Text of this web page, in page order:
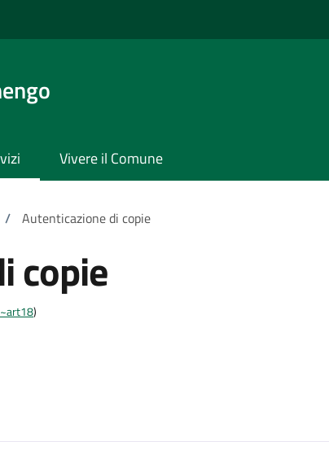
Vivere il Comune
/ Autenticazione di copie
copie
)